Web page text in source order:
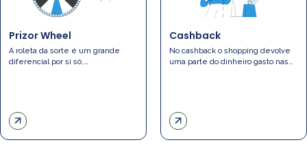
Prizor Wheel
A roleta da sorte é um grande
diferencial por si só,…
Cashback
No cashback o shopping devolve
uma parte do dinheiro gasto nas…